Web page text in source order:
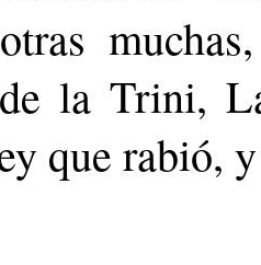
la Trini,
que rabió,